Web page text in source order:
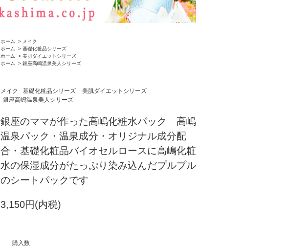
ホーム > メイク
ホーム
> 基礎化粧品シリーズ
ホーム
> 美肌ダイエットシリーズ
ホーム
> 銀座高嶋温泉美人シリーズ
メイク 基礎化粧品シリーズ
美肌ダイエットシリーズ
銀座高嶋温泉美人シリーズ
銀座のママが作った高嶋化粧水パック 高嶋
温泉パック・温泉成分・オリジナル成分配
合・基礎化粧品バイオセルロースに高嶋化粧
水の保湿成分がたっぷり染み込んだプルプル
のシートパックです
3,150円(内税)
購入数